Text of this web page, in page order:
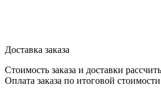
Доставка заказа
Стоимость заказа и доставки
Оплата заказа по итоговой